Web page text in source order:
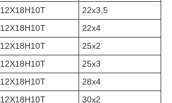
12Х18Н10Т
22х3,5
12Х18Н10Т
22х4
12Х18Н10Т
25х2
12Х18Н10Т
25х3
12Х18Н10Т
28х4
12Х18Н10Т
30х2